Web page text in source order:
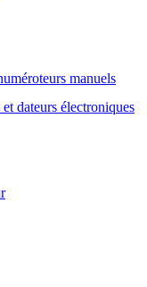
manuels
dateurs électroniques